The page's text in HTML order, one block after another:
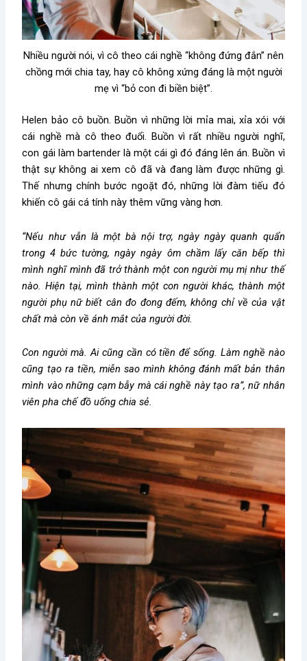
Nhiều người nói, vì cô theo cái nghề “không đứng đắn” nên
chồng mới chia tay, hay cô không xứng đáng là một người
mẹ vì “bỏ con đi biền biệt”.
Helen bảo cô buồn. Buồn vì những lời mỉa mai, xỉa xói với
cái nghề mà cô theo đuổi. Buồn vì rất nhiều người nghĩ,
con gái làm bartender là một cái gì đó đáng lên án. Buồn vì
thật sự không ai xem cô đã và đang làm được những gì.
Thế nhưng chính bước ngoặt đó, những lời đàm tiếu đó
khiến cô gái cá tính này thêm vững vàng hơn.
“Nếu như vẫn là một bà nội trợ, ngày ngày quanh quẩn
trong 4 bức tường, ngày ngày ôm chầm lấy căn bếp thì
mình nghĩ mình đã trở thành một con người mụ mị như thế
nào. Hiện tại, mình thành một con người khác, thành một
người phụ nữ biết cân đo đong đếm, không chỉ về của vật
chất mà còn về ánh mắt của người đời.
Con người mà. Ai cũng cần có tiền để sống. Làm nghề nào
cũng tạo ra tiền, miễn sao mình không đánh mất bản thân
mình vào những cạm bẫy mà cái nghề này tạo ra”, nữ nhân
viên pha chế đồ uống chia sẻ.